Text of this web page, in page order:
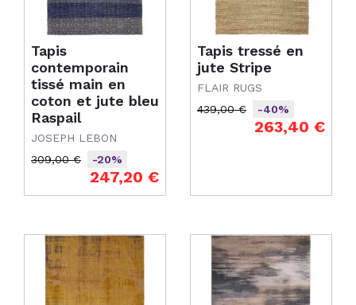
Tapis
contemporain
tissé main en
coton et jute bleu
Raspail
JOSEPH LEBON
Prix de base
309,00 €
-20%
247,20 €
Tapis tressé en
jute Stripe
FLAIR RUGS
Prix de base
439,00 €
-40%
263,40 €